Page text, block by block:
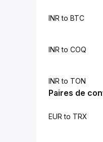
INR to BTC
INR to COQ
INR to TON
Paires de
EUR to TRX